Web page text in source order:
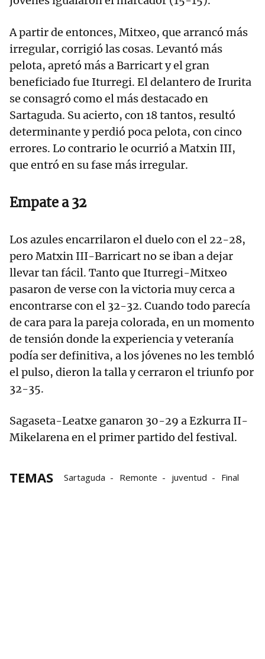
A partir de entonces, Mitxeo, que arrancó más
irregular, corrigió las cosas. Levantó más
pelota, apretó más a Barricart y el gran
beneficiado fue Iturregi. El delantero de Irurita
se consagró como el más destacado en
Sartaguda. Su acierto, con 18 tantos, resultó
determinante y perdió poca pelota, con cinco
errores. Lo contrario le ocurrió a Matxin III,
que entró en su fase más irregular.
Empate a 32
Los azules encarrilaron el duelo con el 22-28,
pero Matxin III-Barricart no se iban a dejar
llevar tan fácil. Tanto que Iturregi-Mitxeo
pasaron de verse con la victoria muy cerca a
encontrarse con el 32-32. Cuando todo parecía
de cara para la pareja colorada, en un momento
de tensión donde la experiencia y veteranía
podía ser definitiva, a los jóvenes no les tembló
el pulso, dieron la talla y cerraron el triunfo por
32-35.
Sagaseta-Leatxe ganaron 30-29 a Ezkurra II-
Mikelarena en el primer partido del festival.
TEMAS Sartaguda Remonte juventud Final